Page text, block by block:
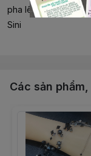
pha lê Swarovski
Sini
• Kim loại: Khóa và
Cách đo vòng cổ
Các sản